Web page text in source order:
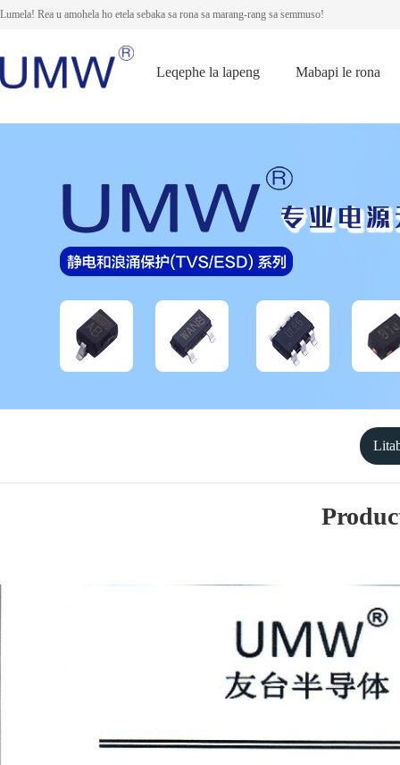
Lumela! Rea u amohela ho etela sebaka sa rona sa marang-rang sa semmuso!
Leqephe la lapeng Mabapi le rona